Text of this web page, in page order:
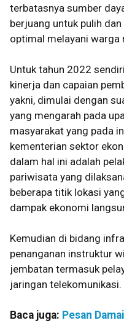
terbatasnya sumber
berjuang untuk pulih
optimal melayani warga
Untuk tahun 2022
kinerja dan capaian
yakni, dimulai dengan
yang mengarah pada
masyarakat yang pada
kementerian sektor
dalam hal ini adalah
pariwisata yang
beberapa titik lokasi
dampak ekonomi
Kemudian di bidang
penanganan instruktur
jembatan termasuk
jaringan telekomunikasi.
Baca juga: Pesan